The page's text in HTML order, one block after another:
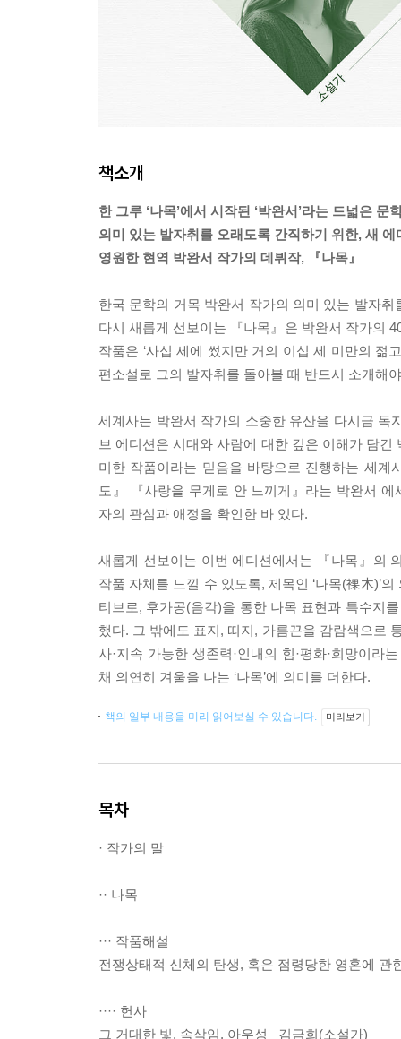
책소개
한 그루 ‘나목’에서 시작된 ‘박완서’라는 드넓은 문
의미 있는 발자취를 오래도록 간직하기 위한, 새 에
영원한 현역 박완서 작가의 데뷔작, 『나목』
한국 문학의 거목 박완서 작가의 의미 있는 발자
다시 새롭게 선보이는 『나목』은 박완서 작가의
작품은 ‘사십 세에 썼지만 거의 이십 세 미만의 젊
편소설로 그의 발자취를 돌아볼 때 반드시 소개해
세계사는 박완서 작가의 소중한 유산을 다시금 독
브 에디션은 시대와 사람에 대한 깊은 이해가 담
미한 작품이라는 믿음을 바탕으로 진행하는 세
도』 『사랑을 무게로 안 느끼게』라는 박완서
자의 관심과 애정을 확인한 바 있다.
새롭게 선보이는 이번 에디션에서는 『나목』의
작품 자체를 느낄 수 있도록, 제목인 ‘나목(裸木)’
티브로, 후가공(음각)을 통한 나목 표현과 특수지
했다. 그 밖에도 표지, 띠지, 가름끈을 감람색으로
사·지속 가능한 생존력·인내의 힘·평화·희망이
채 의연히 겨울을 나는 ‘나목’에 의미를 더한다.
책의 일부 내용을 미리 읽어보실 수 있습니다. 미리보기
목차
· 작가의 말
·· 나목
··· 작품해설
전쟁상태적 신체의 탄생, 혹은 점령당한 영혼에
···· 헌사
그 거대한 빛, 속삭임, 아우성 _김금희(소설가)